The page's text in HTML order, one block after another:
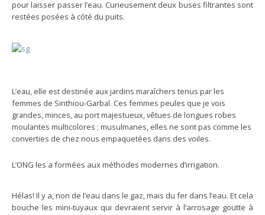
pour laisser passer l’eau. Curieusement deux buses filtrantes sont
restées posées à côté du puits.
L’eau, elle est destinée aux jardins maraîchers tenus par les
femmes de Sinthiou-Garbal. Ces femmes peules que je vois
grandes, minces, au port majestueux, vêtues de longues robes
moulantes multicolores ; musulmanes, elles ne sont pas comme les
converties de chez nous empaquetées dans des voiles.
L’ONG les a formées aux méthodes modernes d’irrigation.
Hélas! Il y a, non de l’eau dans le gaz, mais du fer dans l’eau. Et cela
bouche les mini-tuyaux qui devraient servir à l’arrosage goutte à